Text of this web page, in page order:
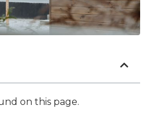
on this page.